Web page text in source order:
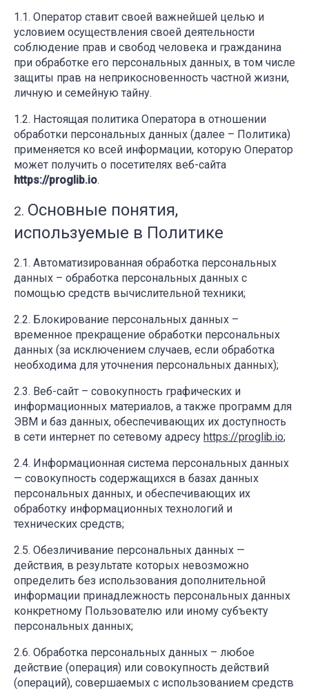
Оператор ставит своей важнейшей целью и
условием осуществления своей деятельности
соблюдение прав и свобод человека и гражданина
при обработке его персональных данных, в том числе
защиты прав на неприкосновенность частной жизни,
личную и семейную тайну.
Настоящая политика Оператора в отношении
обработки персональных данных (далее – Политика)
применяется ко всей информации, которую Оператор
может получить о посетителях веб-сайта
https://proglib.io.
Основные понятия,
используемые в Политике
Автоматизированная обработка персональных
данных – обработка персональных данных с
помощью средств вычислительной техники;
Блокирование персональных данных –
временное прекращение обработки персональных
данных (за исключением случаев, если обработка
необходима для уточнения персональных данных);
Веб-сайт – совокупность графических и
информационных материалов, а также программ для
ЭВМ и баз данных, обеспечивающих их доступность
в сети интернет по сетевому адресу https://proglib.io;
Информационная система персональных данных
— совокупность содержащихся в базах данных
персональных данных, и обеспечивающих их
обработку информационных технологий и
технических средств;
Обезличивание персональных данных —
действия, в результате которых невозможно
определить без использования дополнительной
информации принадлежность персональных данных
конкретному Пользователю или иному субъекту
персональных данных;
Обработка персональных данных – любое
действие (операция) или совокупность действий
(операций), совершаемых с использованием средств